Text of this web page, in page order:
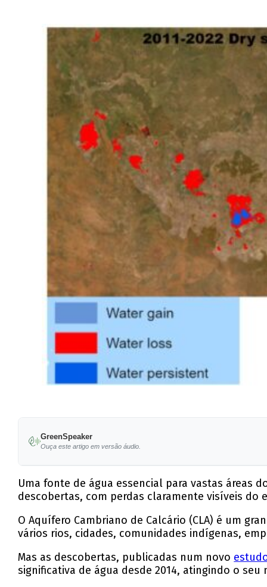
GreenSpeaker
Ouça este artigo em versão áudio.
Uma fonte de água essencial para vastas áreas
descobertas, com perdas claramente visíveis do
O Aquífero Cambriano de Calcário (CLA) é um
vários rios, cidades, comunidades indígenas,
Mas as descobertas, publicadas num novo
significativa de água desde 2014, atingindo o